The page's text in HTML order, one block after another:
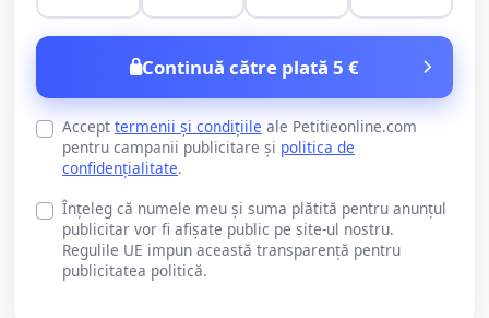
Continuă către plată 5 €
Accept termenii și condițiile ale Petitieonline.com
pentru campanii publicitare și politica de
confidențialitate.
Înțeleg că numele meu și suma plătită pentru anunțul
publicitar vor fi afișate public pe site-ul nostru.
Regulile UE impun această transparență pentru
publicitatea politică.